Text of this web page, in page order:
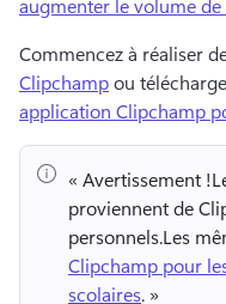
Commencez à réaliser
Clipchamp ou
application Clipchamp
« Avertissement !
proviennent de
personnels.
Clipchamp pour
scolaires. »